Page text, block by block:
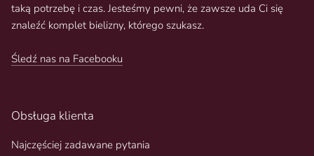
taką potrzebę i czas. Jesteśmy pewni, że zawsze uda Ci się
znaleźć komplet bielizny, którego szukasz.
Śledź nas na Facebooku
Obsługa klienta
Najczęściej zadawane pytania